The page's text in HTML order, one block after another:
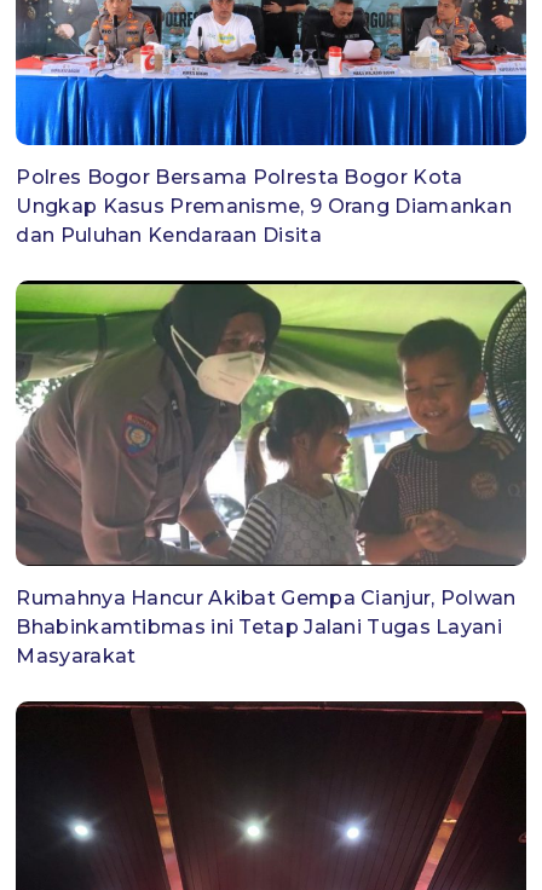
Polres Bogor Bersama Polresta Bogor Kota
Ungkap Kasus Premanisme, 9 Orang Diamankan
dan Puluhan Kendaraan Disita
Rumahnya Hancur Akibat Gempa Cianjur, Polwan
Bhabinkamtibmas ini Tetap Jalani Tugas Layani
Masyarakat